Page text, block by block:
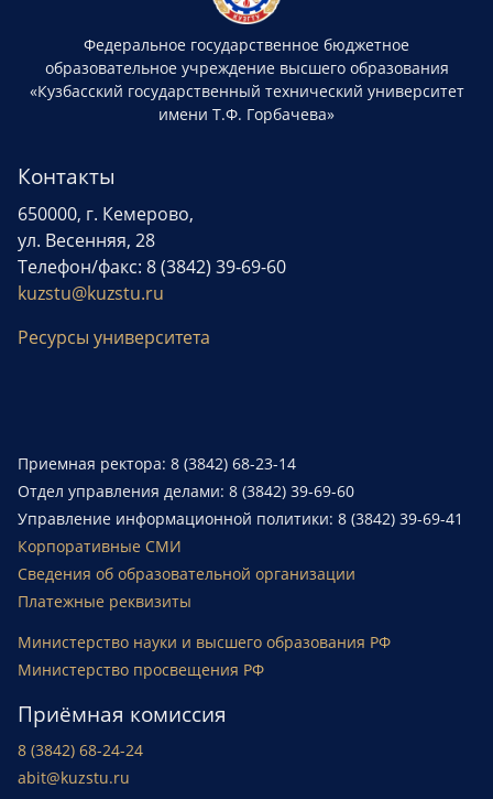
Федеральное государственное бюджетное
образовательное учреждение высшего образования
«Кузбасский государственный технический университет
имени Т.Ф. Горбачева»
Контакты
650000, г. Кемерово,
ул. Весенняя, 28
Телефон/факс: 8 (3842) 39-69-60
kuzstu@kuzstu.ru
Ресурсы университета
Приемная ректора: 8 (3842) 68-23-14
Отдел управления делами: 8 (3842) 39-69-60
Управление информационной политики: 8 (3842) 39-69-41
Корпоративные СМИ
Сведения об образовательной организации
Платежные реквизиты
Министерство науки и высшего образования РФ
Министерство просвещения РФ
Приёмная комиссия
8 (3842) 68-24-24
abit@kuzstu.ru